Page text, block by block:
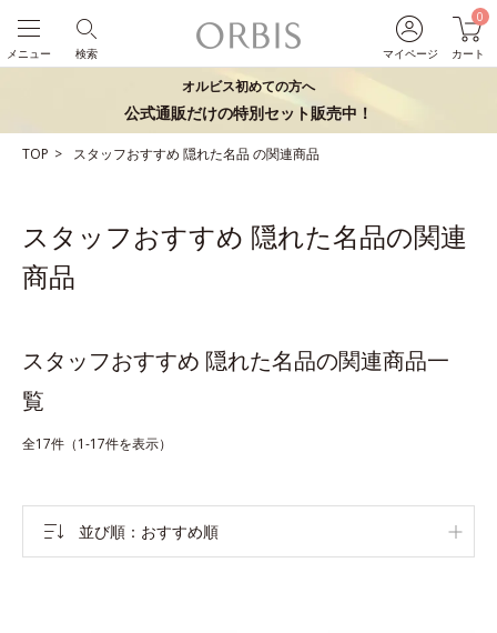
マイページ
0
カート
検索
メニュー
オルビス初めての方へ
公式通販だけの特別セット販売中！
TOP スタッフおすすめ 隠れた名品の関連商品
スタッフおすすめ 隠れた名品の関連
商品
スタッフおすすめ 隠れた名品の関連商品一
覧
全17件（1-17件を表示）
並び順 おすすめ順